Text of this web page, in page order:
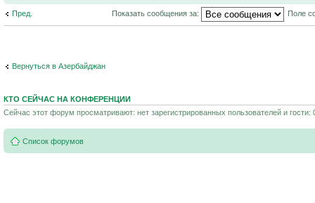
Пред. Показать сообщения за: Поле
Вернуться в Азербайджан
КТО СЕЙЧАС НА КОНФЕРЕНЦИИ
Сейчас этот форум просматривают: нет зарегистрированных пользователей и гости:
Список форумов